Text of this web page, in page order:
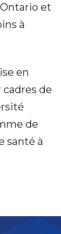
et
à
en
de
de
santé à